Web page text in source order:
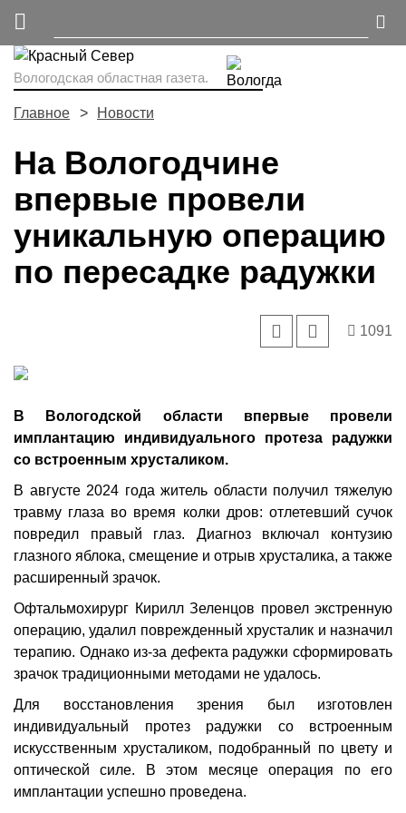
Вологодская областная газета.
Главное Новости
На Вологодчине
впервые провели
уникальную операцию
по пересадке радужки
1091
В Вологодской области впервые провели
имплантацию индивидуального протеза радужки
со встроенным хрусталиком.
В августе 2024 года житель области получил тяжелую
травму глаза во время колки дров: отлетевший сучок
повредил правый глаз. Диагноз включал контузию
глазного яблока, смещение и отрыв хрусталика, а также
расширенный зрачок.
Офтальмохирург Кирилл Зеленцов провел экстренную
операцию, удалил поврежденный хрусталик и назначил
терапию. Однако из-за дефекта радужки сформировать
зрачок традиционными методами не удалось.
Для восстановления зрения был изготовлен
индивидуальный протез радужки со встроенным
искусственным хрусталиком, подобранный по цвету и
оптической силе. В этом месяце операция по его
имплантации успешно проведена.